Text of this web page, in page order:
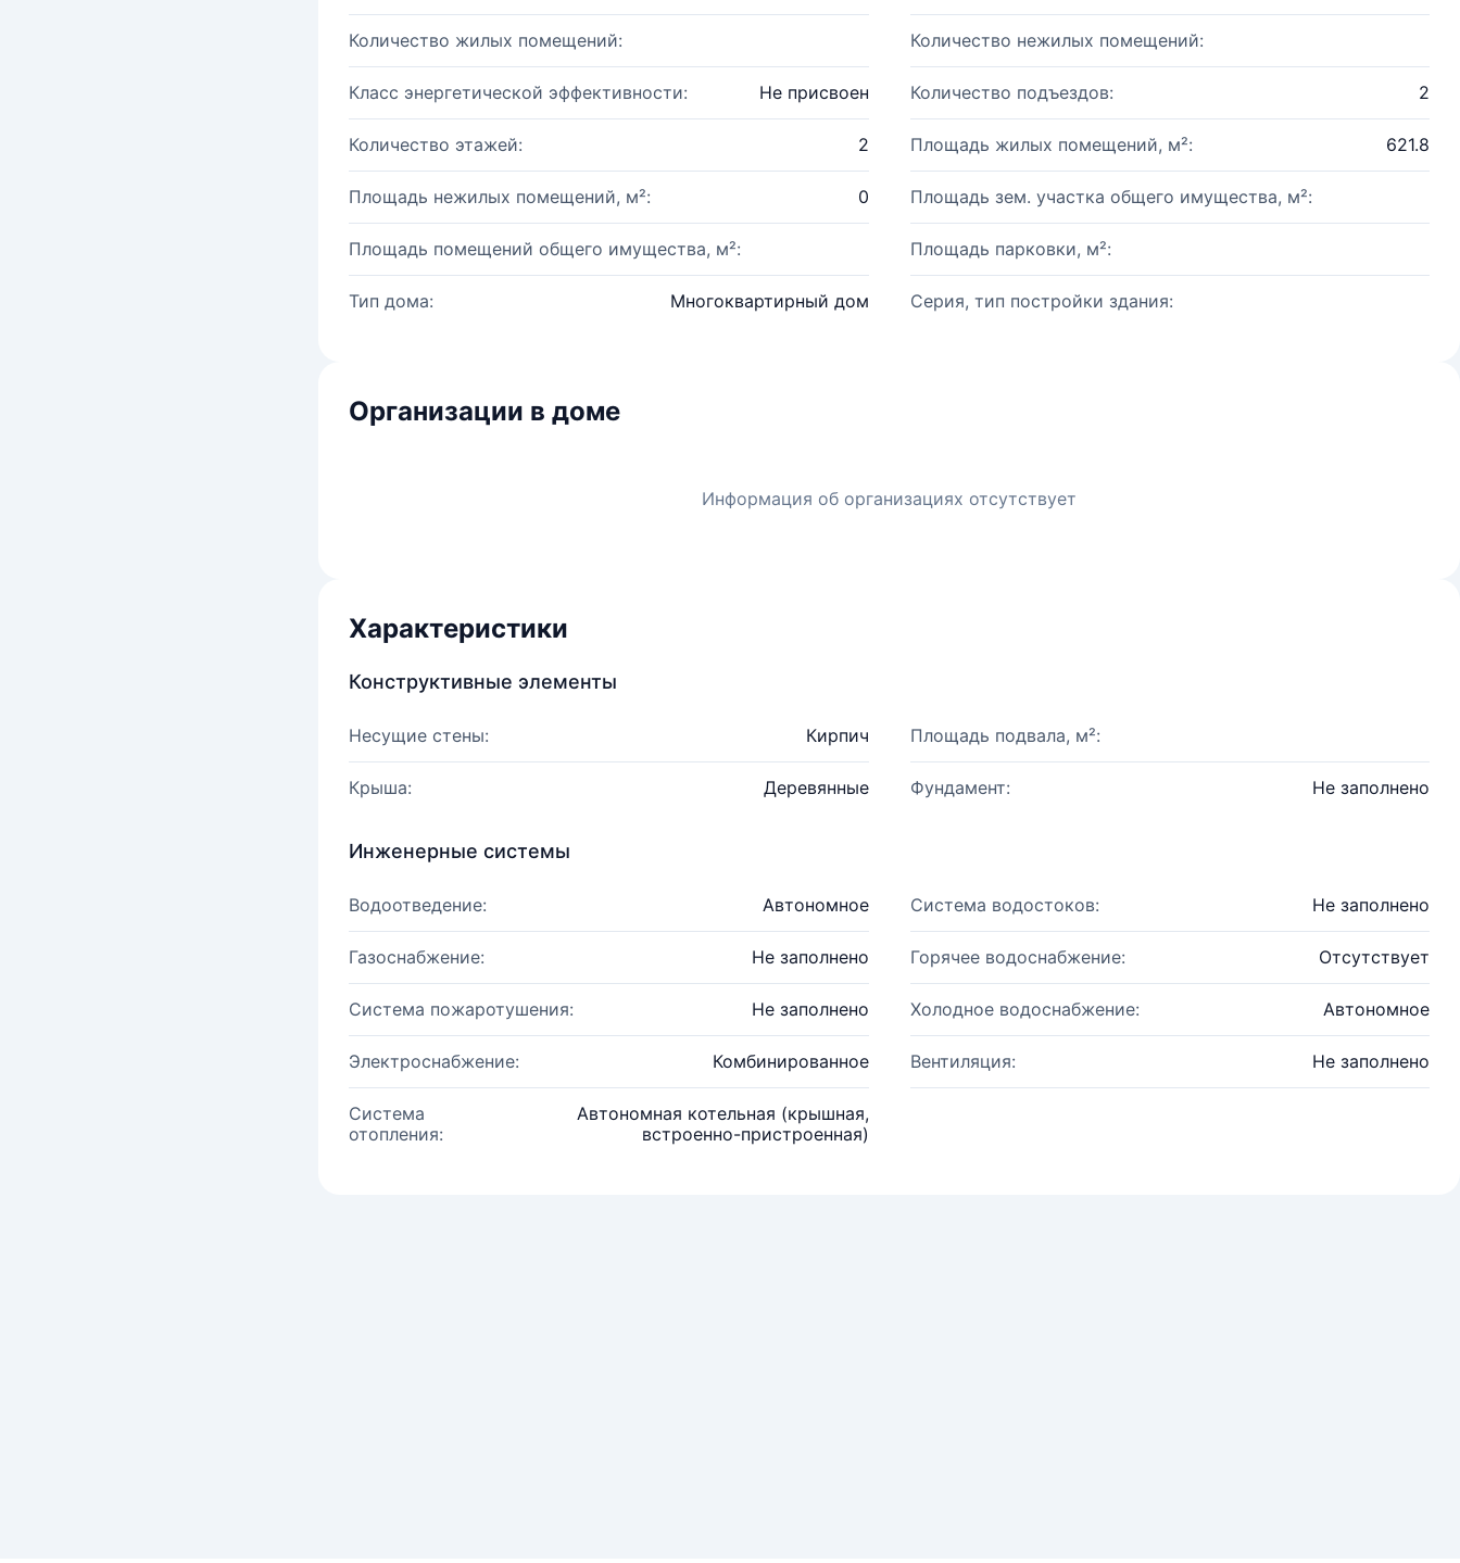
Количество жилых помещений: Количество нежилых помещений:
Класс энергетической эффективности: Не присвоен Количество подъездов: 2
Количество этажей: 2 Площадь жилых помещений, м²: 621.8
Площадь нежилых помещений, м²: 0 Площадь зем. участка общего имущества, м²:
Площадь помещений общего имущества, м²: Площадь парковки, м²:
Тип дома: Многоквартирный дом Серия, тип постройки здания:
Организации в доме
Информация об организациях отсутствует
Характеристики
Конструктивные элементы
Несущие стены: Кирпич Площадь подвала, м²:
Крыша: Деревянные Фундамент: Не заполнено
Инженерные системы
Водоотведение: Автономное Система водостоков: Не заполнено
Газоснабжение: Не заполнено Горячее водоснабжение: Отсутствует
Система пожаротушения: Не заполнено Холодное водоснабжение: Автономное
Электроснабжение: Комбинированное Вентиляция: Не заполнено
Система
отопления:
Автономная котельная (крышная,
встроенно-пристроенная)